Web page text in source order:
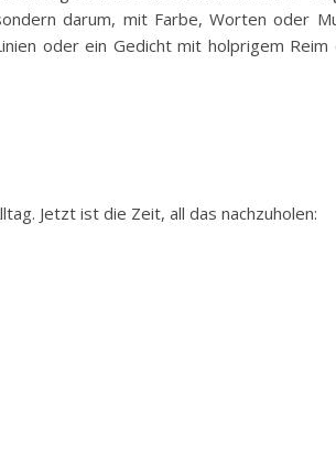
darum, mit Farbe, Worten oder
oder ein Gedicht mit holprigem
Jetzt ist die Zeit, all das nachzuholen: